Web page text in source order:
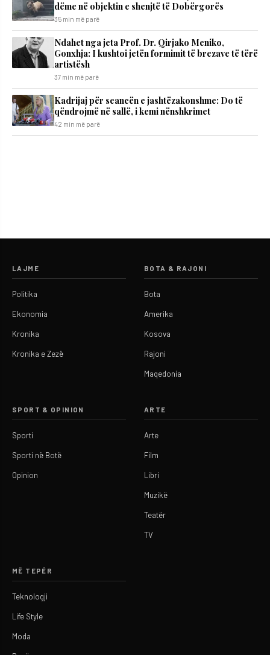
dëme në objektin e shenjtë të Dobërgorës
35 min më parë
Ndahet nga jeta Prof. Dr. Qirjako Meniko,
Gonxhja: I kushtoi jetën formimit të brezave të tërë
artistësh
37 min më parë
Kadrijaj për seancën e jashtëzakonshme: Do të
qëndrojmë në sallë, i kemi nënshkrimet
42 min më parë
LAJME
Politika
Ekonomia
Kronika
Kronika e Zezë
BOTA & RAJONI
Bota
Amerika
Kosova
Rajoni
Maqedonia
SPORT & OPINION
Sporti
Sporti në Botë
Opinion
ARTE
Arte
Film
Libri
Muzikë
Teatër
TV
MË TEPËR
Teknologji
Life Style
Moda